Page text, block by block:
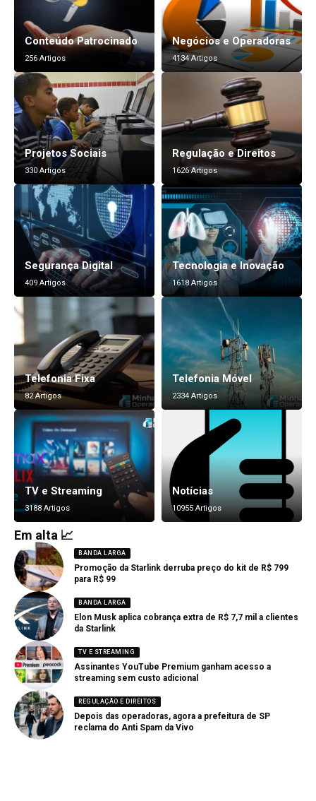
Conteúdo Patrocinado
256 Artigos
Negócios e Operadoras
4134 Artigos
Projetos Sociais
330 Artigos
Regulação e Direitos
1626 Artigos
Segurança Digital
409 Artigos
Tecnologia e Inovação
1618 Artigos
Telefonia Fixa
82 Artigos
Telefonia Móvel
2334 Artigos
TV e Streaming
3188 Artigos
Notícias
10955 Artigos
Em alta 📈
BANDA LARGA
Promoção da Starlink derruba preço do kit de R$ 799
para R$ 99
BANDA LARGA
Elon Musk aplica cobrança extra de R$ 7,7 mil a clientes
da Starlink
TV E STREAMING
Assinantes YouTube Premium ganham acesso a
streaming sem custo adicional
REGULAÇÃO E DIREITOS
Depois das operadoras, agora a prefeitura de SP
reclama do Anti Spam da Vivo